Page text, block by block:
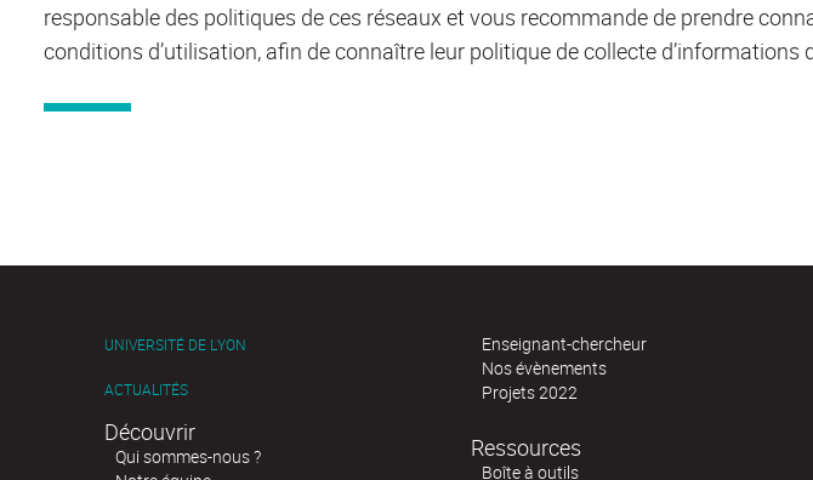
responsable des politiques de ces réseaux et vous recommande de prendre
conditions d’utilisation, afin de connaître leur politique de collecte d’informations
UNIVERSITÉ DE LYON
ACTUALITÉS
Découvrir
Qui sommes-nous ?
Enseignant-chercheur
Nos évènements
Projets 2022
Ressources
Boîte à outils